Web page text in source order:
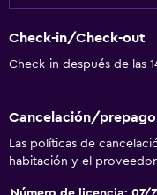
Calefacción
Gel de ducha
Servicios y facilidades
Check-in/Check-out
Check-in después de las
Cancelación/prepago
Las políticas de
habitación y el